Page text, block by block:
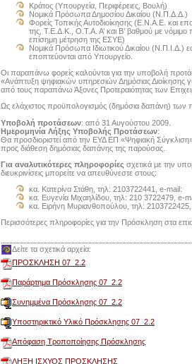
Κράτος (Υπουργεία, Περιφέρειες, Βουλή)
Νομικά Πρόσωπα Δημοσίου Δικαίου (Ν.Π.Δ.Δ.)
Φορείς Τοπικής Αυτοδιοίκησης (Ε.Ν.Α.Ε. και
της, Τ.Ε.Δ.Κ., Ο.Τ.Α. Α’ και Β’ βαθμού με
επίσημη μέτρηση της ΕΣΥΕ)
Νομικά Πρόσωπα Ιδιωτικού Δικαίου (Ν.Π.Ι.Δ.)
εποπτεύονται από Υπουργείο.
Οι παραπάνω φορείς καλούνται για την υποβολή
«Ανάπτυξη ψηφιακών υπηρεσιών Δημόσιας Διοίκησης
από τους παραπάνω Άξονες Προτεραιότητας των
Ως ελάχιστος προϋπολογισμός (δημόσια δαπάνη)
Υποβολή προτάσεων: από 31 Αυγούστου 2009.
Ημερομηνία Λήξης Υποβολής Προτάσεων:
Θα προσδιοριστεί από την ΕΥΔ ΕΠ «Ψηφιακή Σύγκλιση»
προς διάθεση δημόσιας δαπάνης της παρούσας.
Για αναλυτικότερες πληροφορίες σχετικά με την
διευκρινίσεις μπορείτε να απευθύνεστε στους:
κα. Κατερίνα Στάθη, τηλ: 2103722441, e-mail:
κα. Ευγενία Μιχαηλίδου, τηλ: 210 3722479, e-
κα. Ειρήνη Μυριανθοπούλου, τηλ:
Περισσότερες πληροφορίες για την Πρόσκληση στα
Δείτε τα σχετικά αρχεία:
ΠΡΟΣΚΛΗΣΗ 07_2.2
Παράρτημα Πρόσκλησης 07_2.2
Συνημμένα Πρόσκλησης 07_2.2
Υποστηρικτικό Υλικό Πρόσκλησης 07_2.2
Απόφαση Τροποποίησης Πρόσκλησης
ΛΗΞΗ ΙΣΧΥΟΣ ΠΡΟΣΚΛΗΣΗΣ